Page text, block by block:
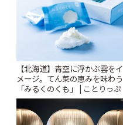
【北海道】青空に浮かぶ雲をイ
メージ。てん菜の恵みを味わう
「みるくのくも」 | ことりっぷ